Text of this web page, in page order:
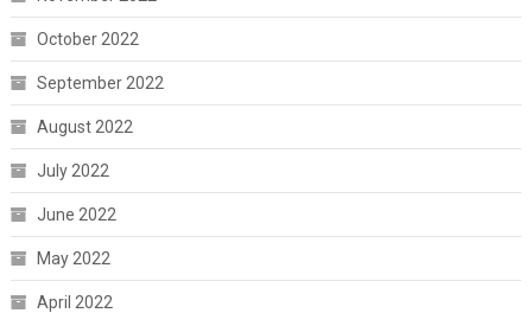
October 2022
September 2022
August 2022
July 2022
June 2022
May 2022
April 2022